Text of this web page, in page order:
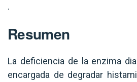
.
Resumen
La deficiencia de la enzima
encargada de degradar